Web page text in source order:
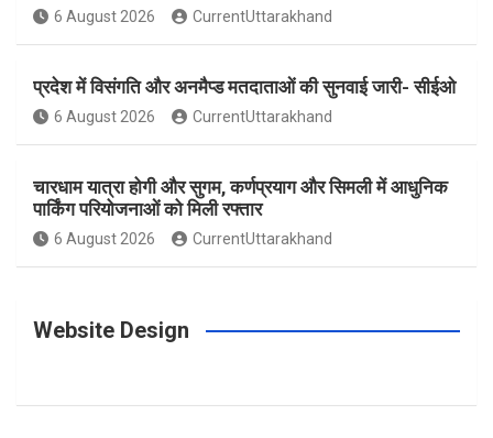
b
o
o
k
a
g
r
a
e
r
e
s
t
e
r
u
e
6 August 2026 CurrentUttarakhand
प्रदेश में विसंगति और अनमैप्ड मतदाताओं की सुनवाई जारी- सीईओ
6 August 2026 CurrentUttarakhand
चारधाम यात्रा होगी और सुगम, कर्णप्रयाग और सिमली में आधुनिक
पार्किंग परियोजनाओं को मिली रफ्तार
6 August 2026 CurrentUttarakhand
Website Design